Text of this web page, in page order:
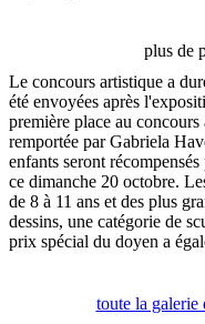
plus de
Le concours artistique a
été envoyées après
première place au
remportée par Gabriela
enfants seront
ce dimanche 20 octobre.
de 8 à 11 ans et des plus
dessins, une catégorie de
prix spécial du doyen a
toute la galerie